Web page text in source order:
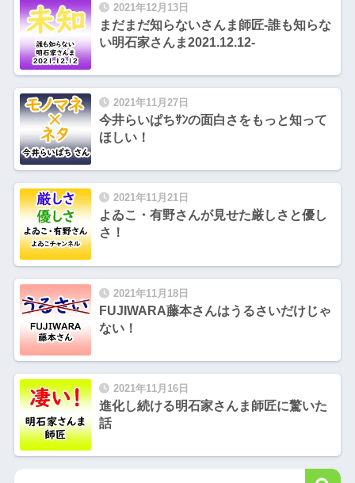
2021年12月13日
まだまだ知らないさんま師匠-誰も知らな
い明石家さんま2021.12.12-
2021年11月27日
今井らいぱちｻﾝの面白さをもっと知って
ほしい！
2021年11月21日
よゐこ・有野さんが見せた厳しさと優し
さ！
2021年11月18日
FUJIWARA藤本さんはうるさいだけじゃ
ない！
2021年11月16日
進化し続ける明石家さんま師匠に驚いた
話